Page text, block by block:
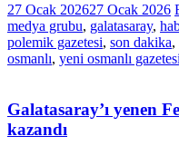
27 Ocak 202627 Ocak 2026
medya grubu, galatasaray,
polemik gazetesi, son dakika,
osmanlı, yeni osmanlı gazetesi
Galatasaray’ı yenen
kazandı